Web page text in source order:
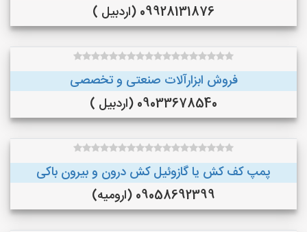
09928131876 (اردبیل )
فروش ابزارآلات صنعتی و تخصصی
09033678540 (اردبیل )
پمپ کف کش یا گازوئیل کش درون و بیرون باکی
09058692399 (ارومیه)